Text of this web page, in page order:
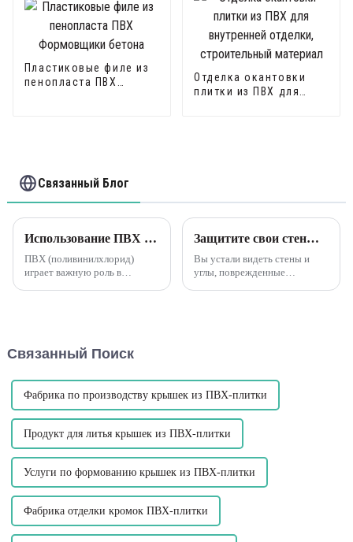
Пластиковые филе из
пенопласта ПВХ
Отделка окантовки
плитки из ПВХ для
Связанный Блог
Использование ПВХ (поливинилхлорида) в различных целях оказало значительное влияние на строительную отрасль.
ПВХ (поливинилхлорид)
играет важную роль в
при производстве оконных
Защитите свои стены с помощью пластиковых угловых ограждений Leguwe L-образной формы из ПВХ.
Вы устали видеть стены и
углы, поврежденные
Связанный Поиск
Фабрика по производству крышек из ПВХ-плитки
Продукт для литья крышек из ПВХ-плитки
Услуги по формованию крышек из ПВХ-плитки
Фабрика отделки кромок ПВХ-плитки